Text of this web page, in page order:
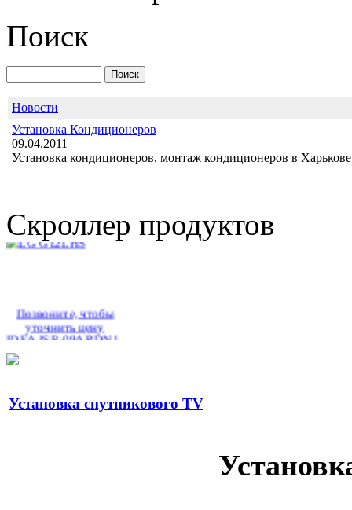
Поиск
Новости
Установка Кондиционеров
09.04.2011
Установка кондиционеров, монтаж кондиционеров в
Скроллер продуктов
Plzma ion
Позвоните, чтобы
уточнить цену
LG G12LHS
IDEA ISR-09ARDN1
ION
Установка спутникового TV